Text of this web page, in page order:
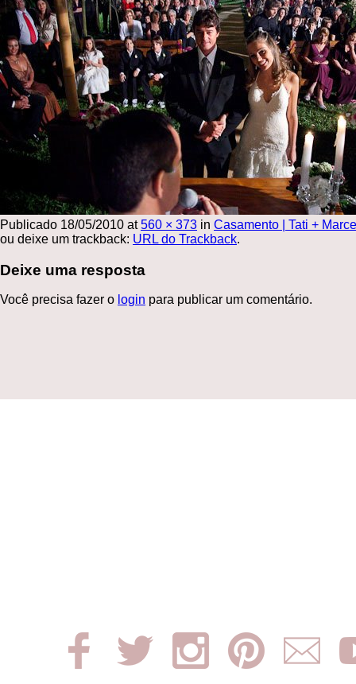
Publicado 18/05/2010 at560 × 373 in Casamento | Tati +
ou deixe um trackback: URL do Trackback.
Deixe uma resposta
Você precisa fazer o login para publicar um comentário.